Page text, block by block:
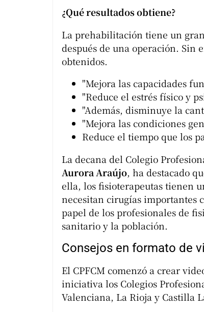
¿Qué resultados obtiene?
La prehabilitación tiene un
después de una operación. Sin
obtenidos.
"Mejora las capacidades
"Reduce el estrés físico y
"Además, disminuye la
"Mejora las condiciones
Reduce el tiempo que los
La decana del Colegio
Aurora Araújo, ha destacado
ella, los fisioterapeutas tienen
necesitan cirugías importantes
papel de los profesionales de
sanitario y la población.
Consejos en formato de
El CPFCM comenzó a crear
iniciativa los Colegios
Valenciana, La Rioja y Castilla